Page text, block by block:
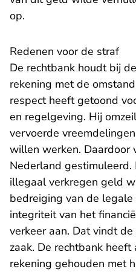
op.
Redenen voor de straf
De rechtbank houdt bij
rekening met de
respect heeft getoond
en regelgeving. Hij
vervoerde
willen werken.
Nederland
illegaal verkregen geld
bedreiging van de
integriteit van het
verkeer aan. Dat vindt
zaak. De rechtbank
rekening gehouden met